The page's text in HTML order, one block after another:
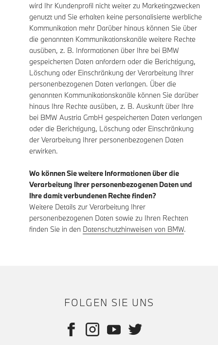
wird Ihr Kundenprofil nicht weiter zu Marketingzwecken
genutzt und Sie erhalten keine personalisierte werbliche
Kommunikation mehr Darüber hinaus können Sie über
die genannten Kommunikationskanäle weitere Rechte
ausüben, z. B. Informationen über Ihre bei BMW
gespeicherten Daten anfordern oder die Berichtigung,
Löschung oder Einschränkung der Verarbeitung Ihrer
personenbezogenen Daten verlangen. Über die
genannten Kommunikationskanäle können Sie darüber
hinaus Ihre Rechte ausüben, z. B. Auskunft über Ihre
bei BMW Austria GmbH gespeicherten Daten verlangen
oder die Berichtigung, Löschung oder Einschränkung
der Verarbeitung Ihrer personenbezogenen Daten
erwirken.
Wo können Sie weitere Informationen über die
Verarbeitung Ihrer personenbezogenen Daten und
Ihre damit verbundenen Rechte finden?
Weitere Details zur Verarbeitung Ihrer
personenbezogenen Daten sowie zu Ihren Rechten
finden Sie in den Datenschutzhinweisen von BMW.
FOLGEN SIE UNS